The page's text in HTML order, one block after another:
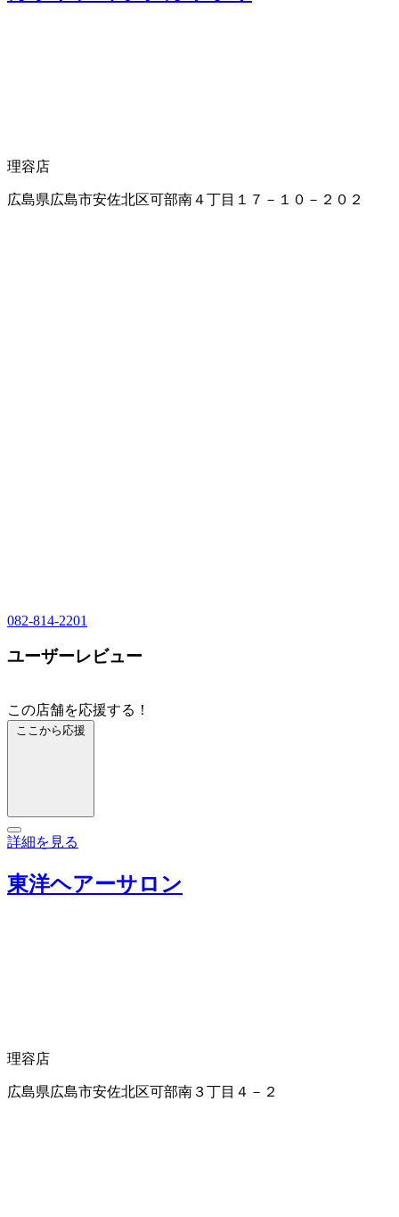
理容店
広島県広島市安佐北区可部南４丁目１７－１０－２０２
082-814-2201
ユーザーレビュー
この店舗を応援する！
ここから応援
詳細を見る
東洋ヘアーサロン
理容店
広島県広島市安佐北区可部南３丁目４－２